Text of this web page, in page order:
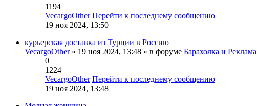
1194
VecargoOther Перейти к последнему сообщению
19 ноя 2024, 13:50
курьерская доставка из Турции в Россию
VecargoOther» 19 ноя 2024, 13:48 » в форуме Барахолка и Реклама
0
1224
VecargoOther Перейти к последнему сообщению
19 ноя 2024, 13:48